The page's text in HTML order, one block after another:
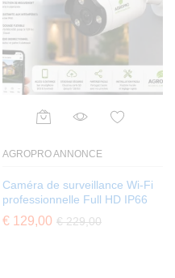
AGROPRO ANNONCE
Caméra de surveillance Wi-Fi
professionnelle Full HD IP66
€ 129,00 €229,00